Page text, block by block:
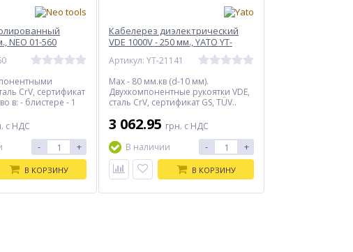
NEO 01-560
CrV, сертификат
в: - блистере - 1
с НДС
- +
В КОРЗИНУ
Кабелерез диэлектрический
VDE 1000V - 250 мм., YATO YT-
Артикул: YT-21141
Max - 80 мм.кв (d-10 мм).
Двухкомпонентные рукоятки VDE,
сталь CrV, сертификат GS, TÜV..
ящике - 36 шт.
3 062.95 грн. с НДС
В наличии
- +
В КОРЗИНУ